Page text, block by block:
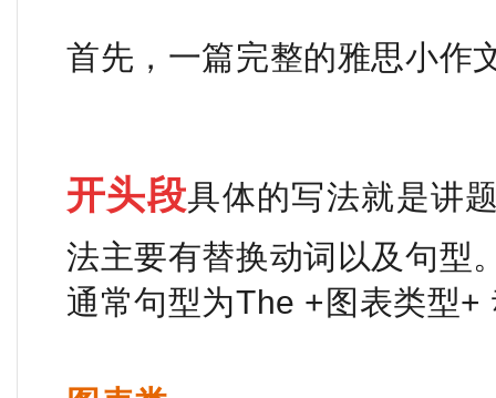
首先，一篇完整的雅思小作
开头段具体的写法就是讲
法主要有替换动词以及句型
通常句型为The +图表类型+